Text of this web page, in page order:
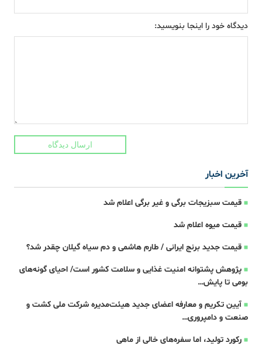
دیدگاه خود را اینجا بنویسید:
ارسال دیدگاه
آخرین اخبار
قیمت سبزیجات برگی و غیر برگی اعلام شد
قیمت میوه اعلام شد
قیمت جدید برنج ایرانی / طارم هاشمی و دم سیاه گیلان چقدر شد؟
پژوهش پشتوانه امنیت غذایی و سلامت کشور است/ احیای گونه‌های
بومی تا پایش…
آیین تکریم و معارفه اعضای جدید هیئت‌مدیره شرکت ملی کشت و
صنعت و دامپروری…
رکورد تولید، اما سفره‌های خالی از ماهی